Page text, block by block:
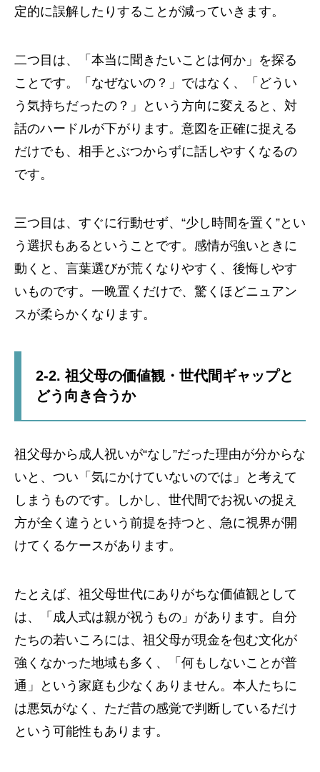
定的に誤解したりすることが減っていきます。
二つ目は、「本当に聞きたいことは何か」を探る
ことです。「なぜないの？」ではなく、「どうい
う気持ちだったの？」という方向に変えると、対
話のハードルが下がります。意図を正確に捉える
だけでも、相手とぶつからずに話しやすくなるの
です。
三つ目は、すぐに行動せず、“少し時間を置く”とい
う選択もあるということです。感情が強いときに
動くと、言葉選びが荒くなりやすく、後悔しやす
いものです。一晩置くだけで、驚くほどニュアン
スが柔らかくなります。
2-2. 祖父母の価値観・世代間ギャップと
どう向き合うか
祖父母から成人祝いが“なし”だった理由が分からな
いと、つい「気にかけていないのでは」と考えて
しまうものです。しかし、世代間でお祝いの捉え
方が全く違うという前提を持つと、急に視界が開
けてくるケースがあります。
たとえば、祖父母世代にありがちな価値観として
は、「成人式は親が祝うもの」があります。自分
たちの若いころには、祖父母が現金を包む文化が
強くなかった地域も多く、「何もしないことが普
通」という家庭も少なくありません。本人たちに
は悪気がなく、ただ昔の感覚で判断しているだけ
という可能性もあります。